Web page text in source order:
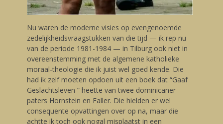
Nu waren de moderne visies op evengenoemde
zedelijkheidsvraagstukken van die tijd — ik rep nu
van de periode 1981-1984 — in Tilburg ook niet in
overeenstemming met de algemene katholieke
moraal-theologie die ik juist wel goed kende. Die
had ik zelf moeten opdoen uit een boek dat “Gaaf
Geslachtsleven ” heette van twee dominicaner
paters Hornstein en Faller. Die hielden er wel
consequente opvattingen over op na, maar die
achtte ik toch ook nogal misplaatst in een